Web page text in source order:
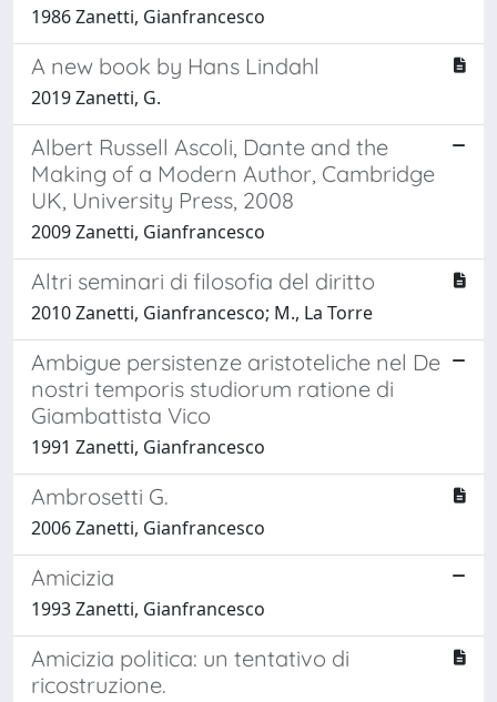
1986 Zanetti, Gianfrancesco
A new book by Hans Lindahl
2019 Zanetti, G.
Albert Russell Ascoli, Dante and the
Making of a Modern Author, Cambridge
UK, University Press, 2008
2009 Zanetti, Gianfrancesco
Altri seminari di filosofia del diritto
2010 Zanetti, Gianfrancesco; M., La Torre
Ambigue persistenze aristoteliche nel De
nostri temporis studiorum ratione di
Giambattista Vico
1991 Zanetti, Gianfrancesco
Ambrosetti G.
2006 Zanetti, Gianfrancesco
Amicizia
1993 Zanetti, Gianfrancesco
Amicizia politica: un tentativo di
ricostruzione.